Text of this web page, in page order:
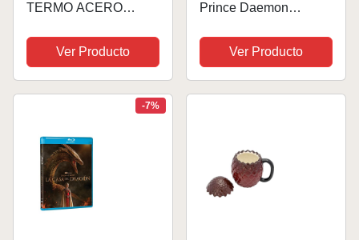
TERMO ACERO
GOT HOUSE OF
DRAGON YOUNG
ADULT
Ver Producto
Prince Daemon
The Dragon - Figura de
Vinilo Coleccionable -
Idea de Regalo-
Ver Producto
-7%